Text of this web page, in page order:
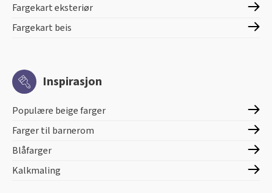
Fargekart eksteriør
Fargekart beis
Inspirasjon
Populære beige farger
Farger til barnerom
Blåfarger
Kalkmaling